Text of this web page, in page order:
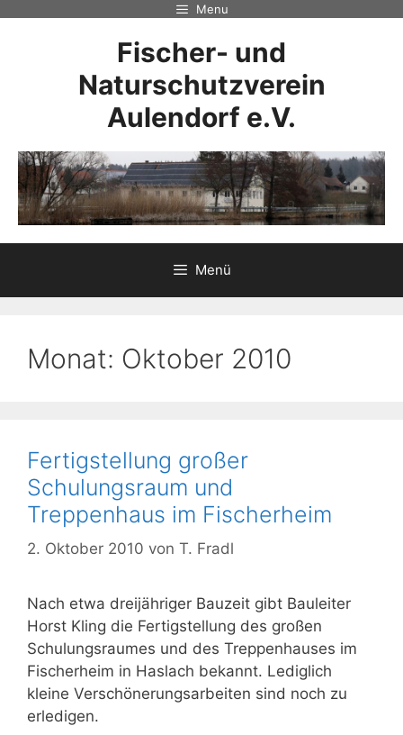
Menu
Fischer- und
Naturschutzverein
Aulendorf e.V.
Menü
Monat: Oktober 2010
Fertigstellung großer
Schulungsraum und
Treppenhaus im Fischerheim
2. Oktober 2010 von T. Fradl
Nach etwa dreijähriger Bauzeit gibt Bauleiter
Horst Kling die Fertigstellung des großen
Schulungsraumes und des Treppenhauses im
Fischerheim in Haslach bekannt. Lediglich
kleine Verschönerungsarbeiten sind noch zu
erledigen.